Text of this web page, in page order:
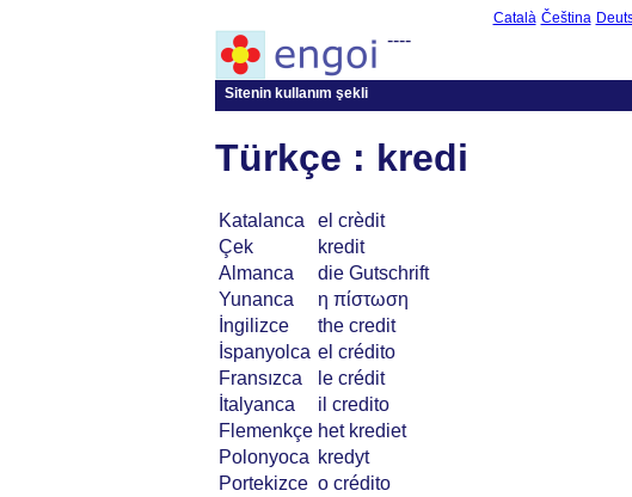
Català Čeština
----
Sitenin kullanım şekli
Türkçe : kredi
Katalanca
el crèdit
Çek
kredit
Almanca
die Gutschrift
Yunanca
η πίστωση
İngilizce
the credit
İspanyolca el crédito
Fransızca
le crédit
İtalyanca
il credito
Flemenkçe het krediet
Polonyoca kredyt
Portekizce o crédito